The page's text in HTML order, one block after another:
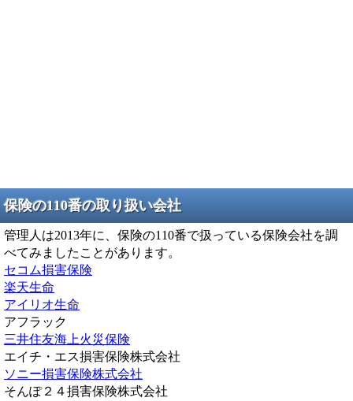
保険の110番の取り扱い会社
管理人は2013年に、保険の110番で扱っている保険会社を調
べてみましたことがあります。
セコム損害保険
楽天生命
アイリオ生命
アフラック
三井住友海上火災保険
エイチ・エス損害保険株式会社
ソニー損害保険株式会社
そんぽ２４損害保険株式会社